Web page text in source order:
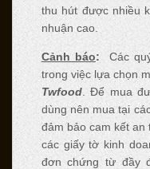
thu hút được nhiều
nhuận cao.
Cảnh báo: Các
trong việc lựa chọn
Twfood. Để mua
dùng nên mua tại
đảm bảo cam kết
các giấy tờ kinh
đơn chứng từ đầy